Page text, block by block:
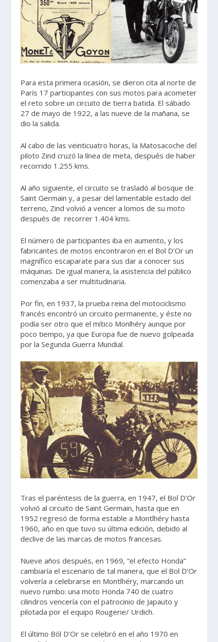
Para esta primera ocasión, se dieron cita al norte de
París 17 participantes con sus motos para acometer
el reto sobre un circuito de tierra batida. El sábado
27 de mayo de 1922, a las nueve de la mañana, se
dio la salida.
Al cabo de las veinticuatro horas, la Matosacoche del
piloto Zind cruzó la línea de meta, después de haber
recorrido 1.255 kms.
Al año siguiente, el circuito se trasladó al bosque de
Saint Germain y, a pesar del lamentable estado del
terreno, Zind volvió a vencer a lomos de su moto
después de recorrer 1.404 kms.
El número de participantes iba en aumento, y los
fabricantes de motos encontraron en el Bol D’Or un
magnífico escaparate para sus dar a conocer sus
máquinas. De igual manera, la asistencia del público
comenzaba a ser multitudinaria.
Por fin, en 1937, la prueba reina del motociclismo
francés encontró un circuito permanente, y éste no
podía ser otro que el mítico Monlhéry aunque por
poco tiempo, ya que Europa fue de nuevo golpeada
por la Segunda Guerra Mundial.
Tras el paréntesis de la guerra, en 1947, el Bol D’Or
volvió al circuito de Saint Germain, hasta que en
1952 regresó de forma estable a Montlhéry hasta
1960, año en que tuvo su última edición, debido al
declive de las marcas de motos francesas.
Nueve años después, en 1969, “el efecto Honda”
cambiaría el escenario de tal manera, que el Bol D’Or
volvería a celebrarse en Montlhéry, marcando un
nuevo rumbo: una moto Honda 740 de cuatro
cilindros vencería con el patrocinio de Japauto y
pilotada por el equipo Rougerie/ Urdich.
El último Ból D’Or se celebró en el año 1970 en